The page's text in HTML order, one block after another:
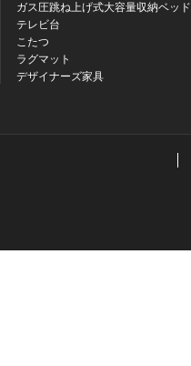
ガス圧跳ね上げ式大容量収納ベッド
テレビ台
こたつ
ラグマット
デザイナーズ家具